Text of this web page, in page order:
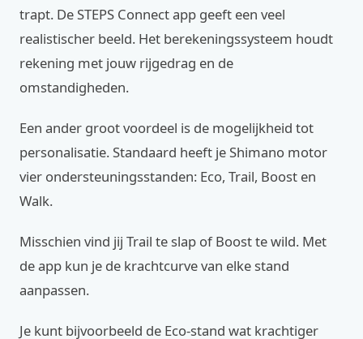
trapt. De STEPS Connect app geeft een veel
realistischer beeld. Het berekeningssysteem houdt
rekening met jouw rijgedrag en de
omstandigheden.
Een ander groot voordeel is de mogelijkheid tot
personalisatie. Standaard heeft je Shimano motor
vier ondersteuningsstanden: Eco, Trail, Boost en
Walk.
Misschien vind jij Trail te slap of Boost te wild. Met
de app kun je de krachtcurve van elke stand
aanpassen.
Je kunt bijvoorbeeld de Eco-stand wat krachtiger